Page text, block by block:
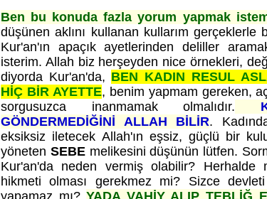
Ben bu konuda fazla yorum yapmak
düşünen aklını kullanan kullarım gerçeklerle
Kur'an'ın apaçık ayetlerinden deliller
isterim. Allah biz herşeyden nice örnekleri,
diyorda Kur'an'da, BEN KADIN RESUL
HİÇ BİR AYETTE, benim yapmam gereken,
sorgusuzca inanmamak olmalıdır.
GÖNDERMEDİĞİNİ ALLAH BİLİR.
eksiksiz iletecek Allah'ın eşsiz, güçlü bir
yöneten SEBEmelikesini düşünün lütfen.
Kur'an'da neden vermiş olabilir? Herhalde
hikmeti olması gerekmez mi? Sizce
yapamaz mı?YADA VAHİY ALIP TEBLİĞ